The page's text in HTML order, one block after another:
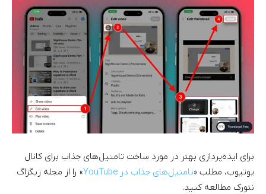
برای ایده‌پردازی بهتر در مورد ساخت تامنیل‌های جذاب برای کانال
یوتیوب، مطلب «تامنیل‌های جذاب در YouTube
» را از مجله زیگزاگ
نتورک مطالعه کنید.